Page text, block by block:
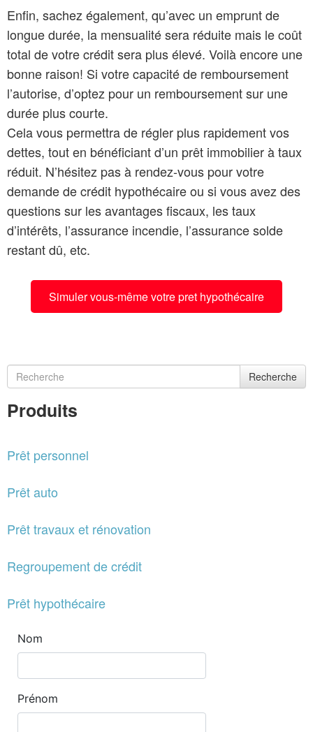
Enfin, sachez également, qu’avec un emprunt de
longue durée, la mensualité sera réduite mais le coût
total de votre crédit sera plus élevé. Voilà encore une
bonne raison! Si votre capacité de remboursement
l’autorise, d’optez pour un remboursement sur une
durée plus courte.
Cela vous permettra de régler plus rapidement vos
dettes, tout en bénéficiant d’un prêt immobilier à taux
réduit. N’hésitez pas à rendez-vous pour votre
demande de crédit hypothécaire ou si vous avez des
questions sur les avantages fiscaux, les taux
d’intérêts, l’assurance incendie, l’assurance solde
restant dû, etc.
Simuler vous-même votre pret hypothécaire
Recherche
Produits
Prêt personnel
Prêt auto
Prêt travaux et rénovation
Regroupement de crédit
Prêt hypothécaire